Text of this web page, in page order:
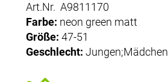
Art.Nr. A9811170
Farbe: neon green matt
Größe: 47-51
Geschlecht: Jungen;Mädchen